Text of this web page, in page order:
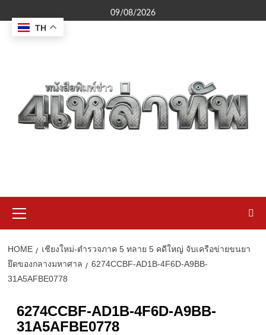
to
content
09/08/2026
Menu
HOME
เชียงใหม่-ตำรวจภาค 5 ทลาย 5 คดีใหญ่ จับเครือข่ายขนยา
ยึดของกลางมหาศาล
6274CCBF-AD1B-4F6D-A9BB-
31A5AFBE0778
6274CCBF-AD1B-4F6D-A9BB-
31A5AFBE0778
TH